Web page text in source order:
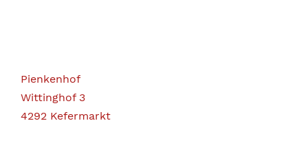
Pienkenhof
Wittinghof 3
4292 Kefermarkt